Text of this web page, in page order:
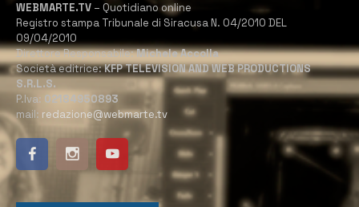
WEBMARTE.TV – Quotidiano online
Registro stampa Tribunale di Siracusa N. 04/2010 DEL
09/04/2010
Direttore Responsabile:Michele Accolla
Società editrice:KFP TELEVISION AND WEB PRODUCTIONS
S.R.L.S.
P.Iva: 02184950893
mail: redazione@webmarte.tv